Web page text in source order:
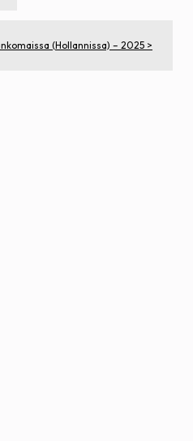
(Hollannissa) – 2025 >